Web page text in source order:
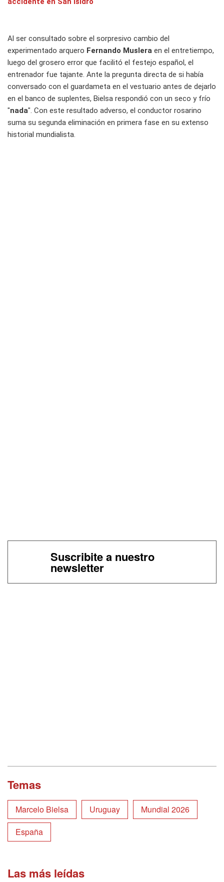
Al ser consultado sobre el sorpresivo cambio del
experimentado arquero Fernando Muslera en el entretiempo,
luego del grosero error que facilitó el festejo español, el
entrenador fue tajante. Ante la pregunta directa de si había
conversado con el guardameta en el vestuario antes de dejarlo
en el banco de suplentes, Bielsa respondió con un seco y frío
"nada". Con este resultado adverso, el conductor rosarino
suma su segunda eliminación en primera fase en su extenso
historial mundialista.
Suscribite a nuestro
newsletter
Temas
Marcelo Bielsa Uruguay
Mundial 2026
España
Las más leídas